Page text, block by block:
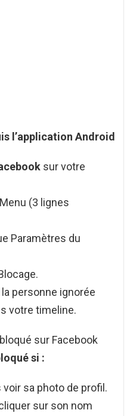
l’application Android
sur votre
(3 lignes
Paramètres du
personne ignorée
votre timeline.
sur Facebook
si :
sa photo de profil.
sur son nom